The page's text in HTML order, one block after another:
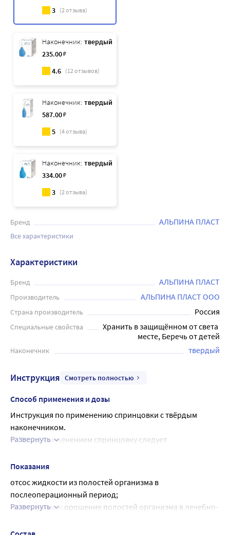
3 (2отзыва)
Наконечник: твердый
235.00₽
4.6 (12отзывов)
Наконечник: твердый
587.00₽
5 (4отзыва)
Наконечник: твердый
334.00₽
3 (2отзыва)
Бренд АЛЬПИНА ПЛАСТ
Все характеристики
Характеристики
Бренд АЛЬПИНА ПЛАСТ
Производитель АЛЬПИНА ПЛАСТ ООО
Страна производитель Россия
Специальные свойства
Хранить в защищённом от света
месте, Беречь от детей
Наконечник твердый
Инструкция Смотреть полностью
Способ применения и дозы
Инструкция по применению спринцовки с твёрдым
наконечником.
1. Перед применением спринцовку следует
баллон и наконечник. Баллон дезинфицируют
кипячением в дистиллированной воде в течение 10±5
минут, полиэтиленовый наконечник - погружением в 3%
раствор перекиси водорода.
2. В лечебных учреждениях баллон и наконечник
Развернуть
Показания
отсос жидкости из полостей организма в
послеоперационный период;
промывание и орошение полостей организма в лечебно-
Развернуть